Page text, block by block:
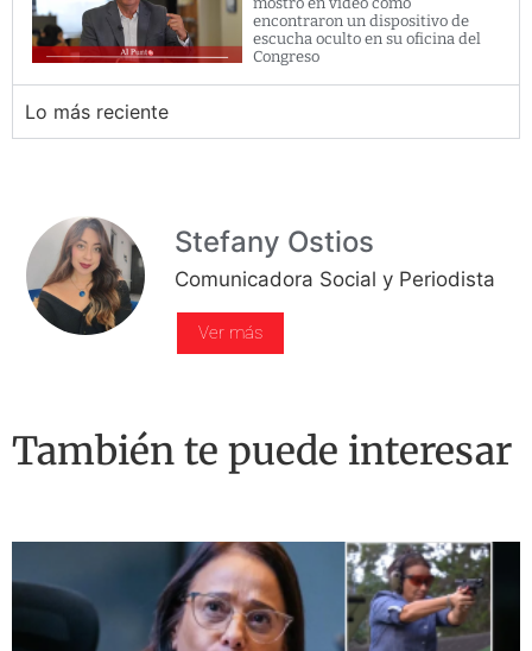
encontraron un dispositivo de
escucha oculto en su oficina del
Congreso
Lo más reciente
Stefany Ostios
Comunicadora Social y Periodista
Ver más
También te puede interesar